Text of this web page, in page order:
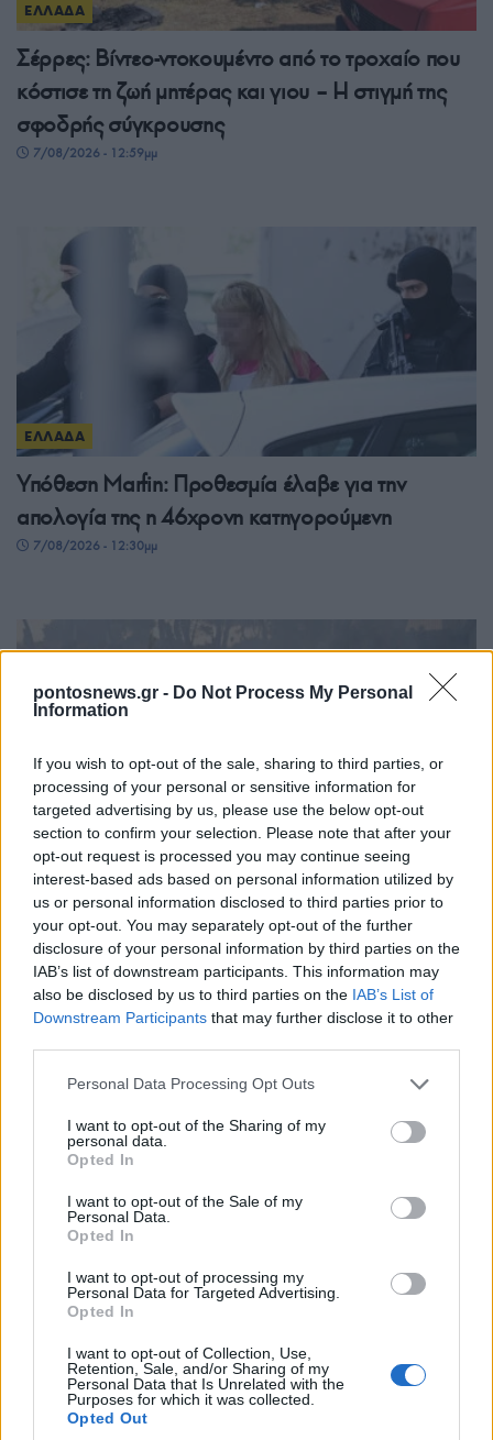
pontosnews.gr - Do Not Process My Personal
Information
If you wish to opt-out of the sale, sharing to third parties, or
processing of your personal or sensitive information for
targeted advertising by us, please use the below opt-out
section to confirm your selection. Please note that after your
opt-out request is processed you may continue seeing
interest-based ads based on personal information utilized by
us or personal information disclosed to third parties prior to
your opt-out. You may separately opt-out of the further
disclosure of your personal information by third parties on the
IAB’s list of downstream participants. This information may
also be disclosed by us to third parties on the IAB’s List of
Downstream Participants that may further disclose it to other
Please note that this website/app uses one or more Google
not limited to your visit or usage behaviour. You may click to
grant or deny consent to Google and its third-party tags to
use your data for below specified purposes in below Google
consent section.
Personal Data Processing Opt Outs
I want to opt-out of the Sharing of my
personal data.
Opted In
I want to opt-out of the Sale of my
Personal Data.
Opted In
I want to opt-out of processing my
Personal Data for Targeted Advertising.
Opted In
I want to opt-out of Collection, Use,
Retention, Sale, and/or Sharing of my
Personal Data that Is Unrelated with the
Purposes for which it was collected.
Opted Out
ΕΛΛΑΔΑ
Σέρρες: Βίντεο-ντοκουμέντο από το τροχαίο που
κόστισε τη ζωή μητέρας και γιου – Η στιγμή της
σφοδρής σύγκρουσης
7/08/2026 - 12:59μμ
ΕΛΛΑΔΑ
Υπόθεση Marfin: Προθεσμία έλαβε για την
απολογία της η 46χρονη κατηγορούμενη
7/08/2026 - 12:30μμ
ΕΛΛΑΔΑ
Φωτιά στη Βοιωτία: Προφυλακίστηκαν ο
δήμαρχος Στυλίδας και άλλοι δύο
κατηγορούμενοι
7/08/2026 - 11:25πμ
ΕΛΑΣ: Συνελήφθη στη Γερμανία 31χρονος
Κινούνται οι διαδικασίες έκδοσής του στην
Ελλάδα
7/08/2026 - 10:55πμ